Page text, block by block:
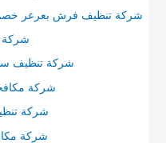
شركة تنظيف فرش بعرعر خصم 30% اتصل بنا علي
شركة
شركة تنظيف
شركة
شركة
شركة